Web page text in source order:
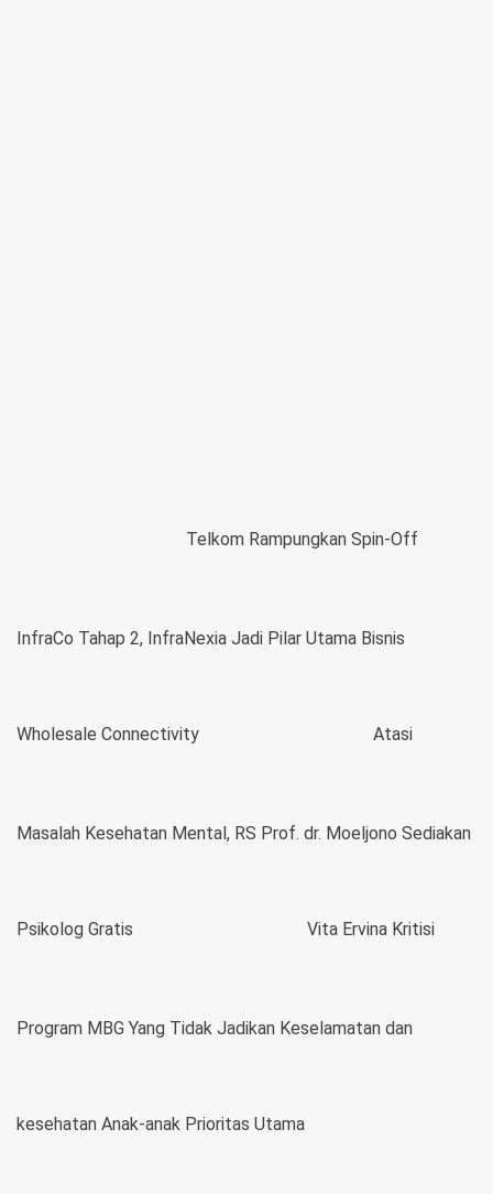
Telkom Rampungkan Spin-Off
InfraCo Tahap 2, InfraNexia Jadi Pilar Utama Bisnis
Wholesale Connectivity Atasi
Masalah Kesehatan Mental, RS Prof. dr. Moeljono Sediakan
Psikolog Gratis Vita Ervina Kritisi
Program MBG Yang Tidak Jadikan Keselamatan dan
kesehatan Anak-anak Prioritas Utama